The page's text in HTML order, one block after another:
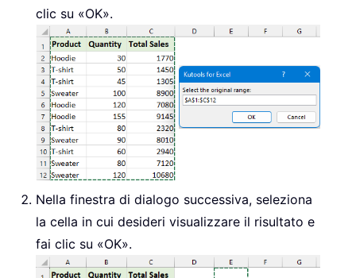
            Dict
Else
            xArr
For j = 2 To ColCount
                xArr
(j
Next j
            Dict
(Key) = xArr
End If
Next
    i
= 1
For Each Key In Dict.Keys
        OutputRange
For j = 1 To ColCount -
clic su «OK».
Nella finestra di dialogo successiva, seleziona
la cella in cui desideri visualizzare il risultato e
fai clic su «OK».